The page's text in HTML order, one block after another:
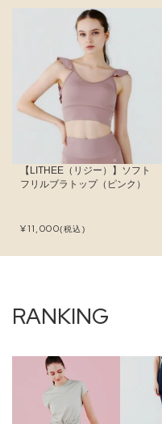
【LITHEE（リジー）】ソフト
フリルブラトップ（ピンク）
¥11,000(税込)